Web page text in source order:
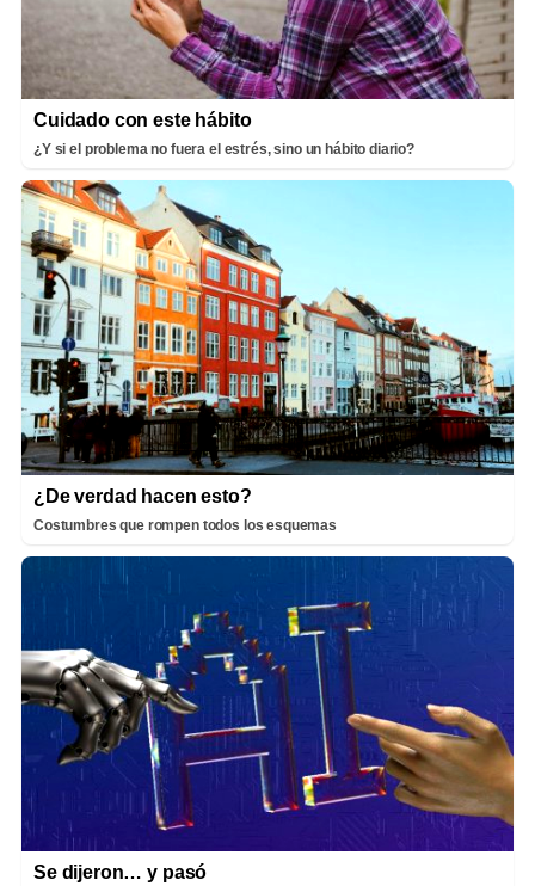
Cuidado con este hábito
¿Y si el problema no fuera el estrés, sino un hábito diario?
¿De verdad hacen esto?
Costumbres que rompen todos los esquemas
Se dijeron… y pasó